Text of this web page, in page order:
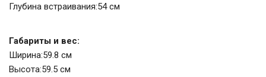
Глубина встраивания:54 см
Габариты и вес:
Ширина:59.8 см
Высота:59.5 см